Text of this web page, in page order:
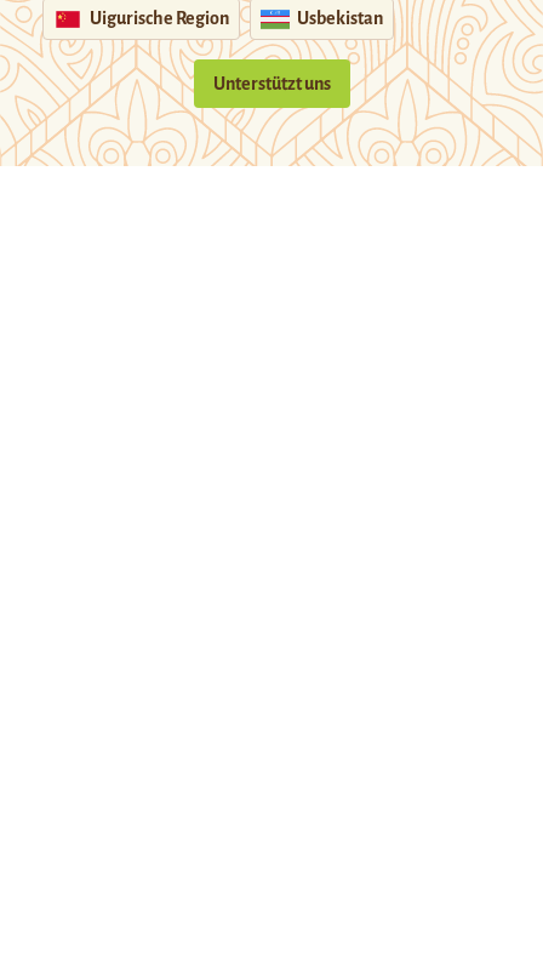
Uigurische Region Usbekistan
Unterstützt uns